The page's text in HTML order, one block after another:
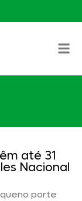
até 31
Nacional
porte